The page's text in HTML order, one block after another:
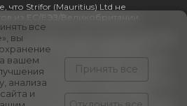
Strifor (Mauritius) Ltd не
из ЕС/ЕЭЗ/Великобритании.
— компания, зарегистрированная в
Республики Маврикий, с
Court, 6 St Denis Street, Port Louis,
имеет лицензию инвестиционного
за исключением андеррайтинга)
Комиссией по финансовым
письменного решения от 21
все
вы
вашем
анализа
и
Принять все